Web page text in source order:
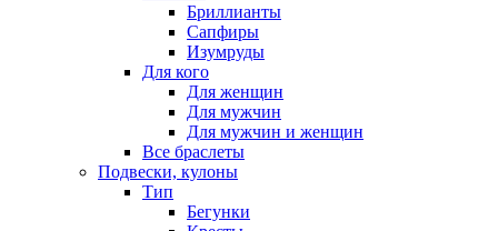
Бриллианты
Сапфиры
Изумруды
Для кого
Для женщин
Для мужчин
Для мужчин и женщин
Все браслеты
Подвески, кулоны
Тип
Бегунки